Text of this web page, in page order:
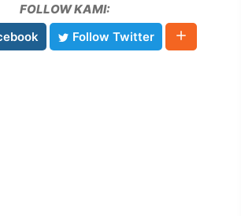
FOLLOW KAMI:
Follow Twitter